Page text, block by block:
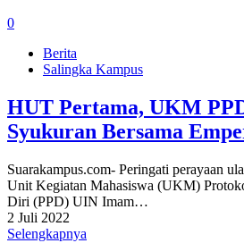
0
Berita
Salingka Kampus
HUT Pertama, UKM
Syukuran Bersama
Suarakampus.com- Peringati perayaan
Unit Kegiatan Mahasiswa (UKM)
Diri (PPD) UIN Imam…
2 Juli 2022
Selengkapnya